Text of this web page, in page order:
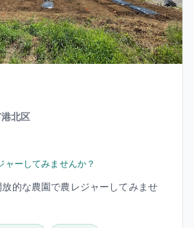
北区
ャーしてみませんか？
放的な農園で農レジャーしてみませ